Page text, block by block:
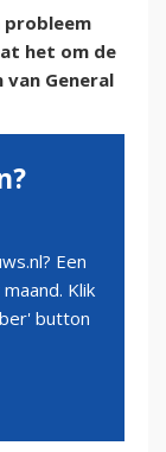
probleem
het om de
van General
Een
Klik
button